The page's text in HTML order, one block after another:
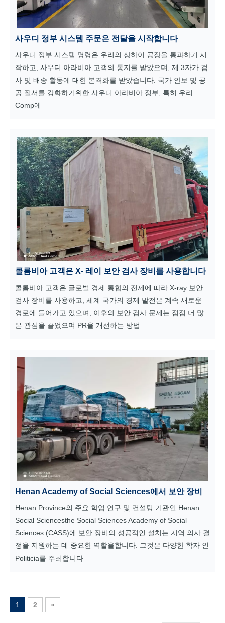
사우디 정부 시스템 주문은 전달을 시작합니다
사우디 정부 시스템 명령은 우리의 상하이 공장을 통과하기 시
작하고, 사우디 아라비아 고객의 통지를 받았으며, 제 3자가 검
사 및 배송 활동에 대한 본격화를 받았습니다. 국가 안보 및 공
공 질서를 강화하기위한 사우디 아라비아 정부, 특히 우리
Comp에
콜롬비아 고객은 X- 레이 보안 검사 장비를 사용합니다
콜롬비아 고객은 글로벌 경제 통합의 전제에 따라 X-ray 보안
검사 장비를 사용하고, 세계 국가의 경제 발전은 계속 새로운
경로에 들어가고 있으며, 이후의 보안 검사 문제는 점점 더 많
은 관심을 끌었으며 PR을 개선하는 방법
Henan Province의 주요 학업 연구 및 컨설팅 기관인 Henan
Social Sciencesthe Social Sciences Academy of Social
Sciences (CASS)에 보안 장비의 성공적인 설치는 지역 의사 결
정을 지원하는 데 중요한 역할을합니다. 그것은 다양한 학자 인
Politicia를 주최합니다
1 2 »